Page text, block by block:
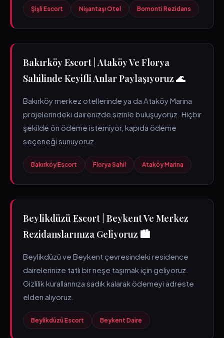
Şişli Escort Nişantaşı Otel Bomonti Rezidans
Bakırköy Escort | Ataköy Ve Florya
Sahilinde Keyifli Anlar Paylaşıyoruz 🌊
Bakırköy merkez otellerinde ya da Ataköy Marina
projelerindeki dairenizde sizinle buluşuyoruz. Hiçbir
şekilde ön ödeme istemiyor, kapıda ödeme
seçeneği sunuyoruz.
Bakırköy Escort Florya Sahil Ataköy Marina
Beylikdüzü Escort | Beykent Ve Merkez
Rezidanslarınıza Geliyoruz 🏙️
Beylikdüzü ve Beykent çevresindeki residence
dairelerinize tatlı bir neşe taşımak için geliyoruz.
Gizlilik kurallarınıza sadık kalarak ödemeyi adreste
elden alıyoruz.
Beylikdüzü Escort Beykent Daire